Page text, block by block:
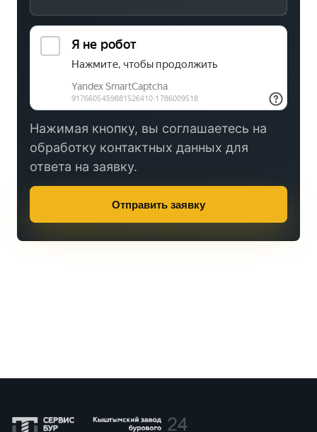
Нажимая кнопку, вы соглашаетесь на
обработку контактных данных для
ответа на заявку.
Отправить заявку